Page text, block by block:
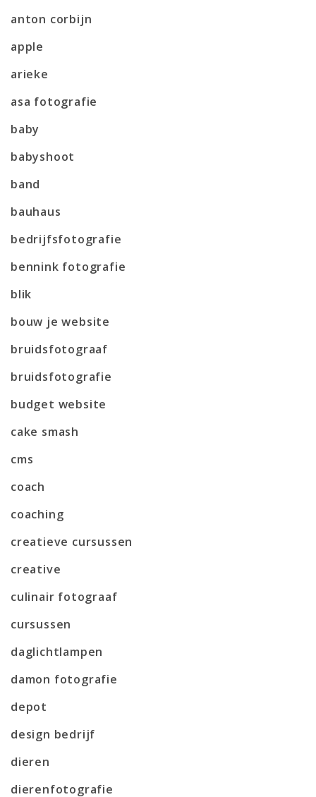
anton corbijn
apple
arieke
asa fotografie
baby
babyshoot
band
bauhaus
bedrijfsfotografie
bennink fotografie
blik
bouw je website
bruidsfotograaf
bruidsfotografie
budget website
cake smash
cms
coach
coaching
creatieve cursussen
creative
culinair fotograaf
cursussen
daglichtlampen
damon fotografie
depot
design bedrijf
dieren
dierenfotografie